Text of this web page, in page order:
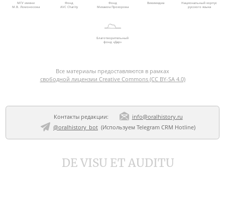
МГУ имени
М.В. Ломоносова
Фонд
AVC Charity
Фонд
Михаила Прохорова
Викимедиа
Национальный корпус
русского языка
Благотворительный
фонд «Дар»
Все материалы предоставляются в рамках
свободной лицензии Creative Commons (CC BY-SA 4.0)
Контакты редакции:
info@oralhistory.ru
@oralhistory_bot(Используем Telegram CRM Hotline)
DE VISU ET AUDITU